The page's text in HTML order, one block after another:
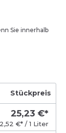
Sie innerhalb
Stückpreis
25,23 €*
2,52 €* / 1 Liter